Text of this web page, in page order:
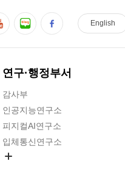
연구·행정부서
감사부
인공지능연구소
피지컬AI연구소
입체통신연구소
English